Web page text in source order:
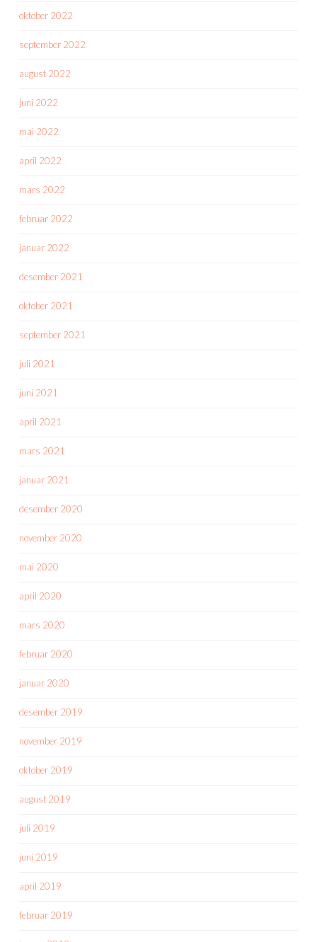
oktober 2022
september 2022
august 2022
juni 2022
mai 2022
april 2022
mars 2022
februar 2022
januar 2022
desember 2021
oktober 2021
september 2021
juli 2021
juni 2021
april 2021
mars 2021
januar 2021
desember 2020
november 2020
mai 2020
april 2020
mars 2020
februar 2020
januar 2020
desember 2019
november 2019
oktober 2019
august 2019
juli 2019
juni 2019
april 2019
februar 2019